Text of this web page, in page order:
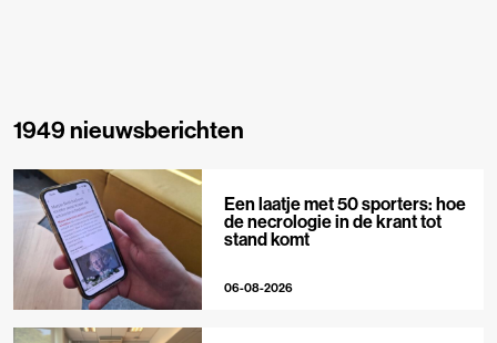
1949 nieuwsberichten
Een laatje met 50 sporters: hoe
de necrologie in de krant tot
stand komt
06-08-2026